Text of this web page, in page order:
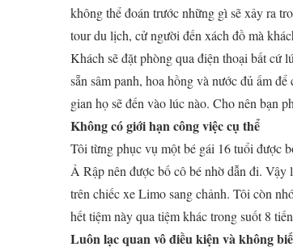
không thể đoán trước những gì sẽ xảy ra
tour du lịch, cử người đến xách đồ mà
Khách sẽ đặt phòng qua điện thoại bất cứ
sẵn sâm panh, hoa hồng và nước đủ ấm
gian họ sẽ đến vào lúc nào. Cho nên bạn
Không có giới hạn công việc cụ thể
Tôi từng phục vụ một bé gái 16 tuổi được
Ả Rập nên được bố cô bé nhờ dẫn đi.
trên chiếc xe Limo sang chảnh. Tôi còn
hết tiệm này qua tiệm khác trong suốt 8
Luôn lạc quan vô điều kiện và không